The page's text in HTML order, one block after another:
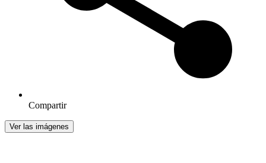
Compartir
Ver las imágenes